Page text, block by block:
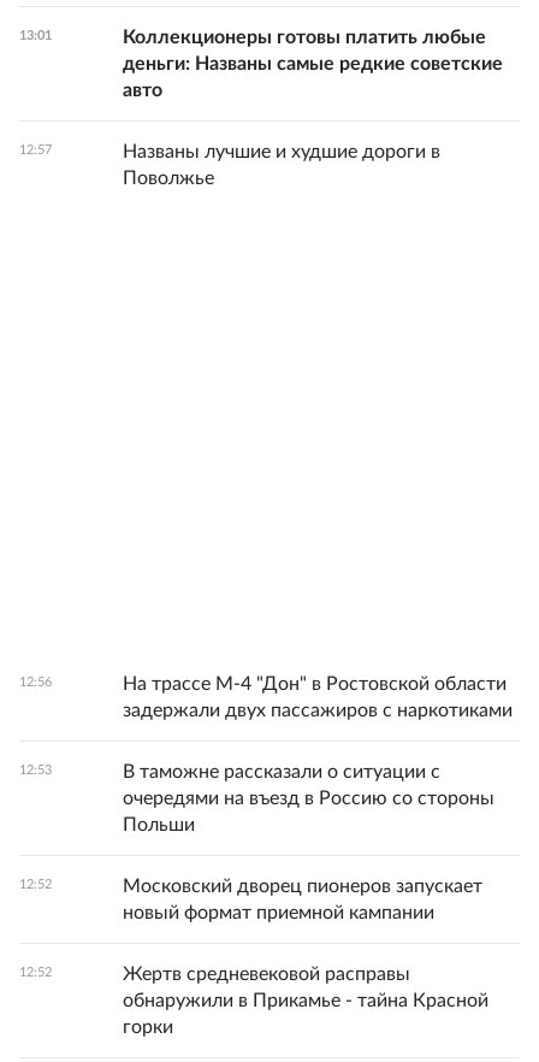
13:01
Коллекционеры готовы платить любые
деньги: Названы самые редкие советские
авто
12:57
Названы лучшие и худшие дороги в
Поволжье
12:56
На трассе М-4 "Дон" в Ростовской области
задержали двух пассажиров с наркотиками
12:53
В таможне рассказали о ситуации с
очередями на въезд в Россию со стороны
Польши
12:52
Московский дворец пионеров запускает
новый формат приемной кампании
12:52
Жертв средневековой расправы
обнаружили в Прикамье - тайна Красной
горки